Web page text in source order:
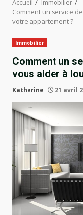
Accueil
Immobilier
Comment un service
votre appartement ?
Immobilier
Comment un
vous aider à
Katherine 21 avril